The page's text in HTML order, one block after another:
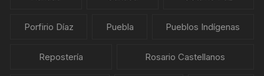
Porfirio Díaz Puebla Pueblos Indígenas
Repostería Rosario Castellanos